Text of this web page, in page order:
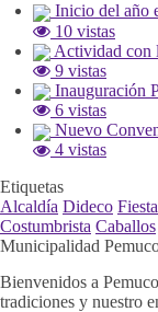
Inicio del año
10 vistas
Actividad con
9 vistas
Inauguración
6 vistas
Nuevo
4 vistas
Etiquetas
Alcaldía Dideco
Costumbrista Caballos
Municipalidad
Bienvenidos a
tradiciones y nuestro